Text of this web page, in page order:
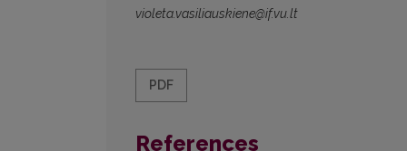
violeta.vasiliauskiene@if.vu.lt
PDF
References